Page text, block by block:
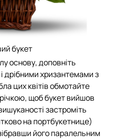
букет
основу, доповніть
дрібними хризантемами з
цих квітів обмотайте
щоб букет вийшов
застроміть
на портбукетнице)
його паралельним